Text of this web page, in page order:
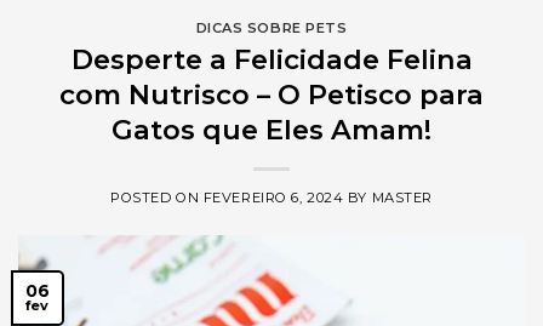
DICAS SOBRE PETS
Desperte a Felicidade Felina
com Nutrisco – O Petisco para
Gatos que Eles Amam!
POSTED ON FEVEREIRO 6, 2024 BY MASTER
06
fev